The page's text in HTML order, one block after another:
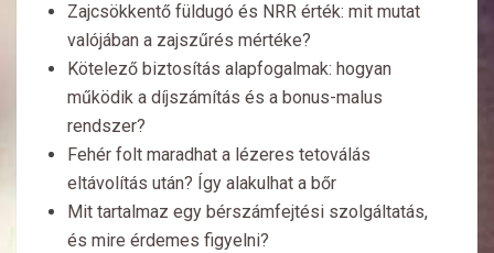
Zajcsökkentő füldugó és NRR érték: mit mutat
valójában a zajszűrés mértéke?
Kötelező biztosítás alapfogalmak: hogyan
működik a díjszámítás és a bonus-malus
rendszer?
Fehér folt maradhat a lézeres tetoválás
eltávolítás után? Így alakulhat a bőr
Mit tartalmaz egy bérszámfejtési szolgáltatás,
és mire érdemes figyelni?